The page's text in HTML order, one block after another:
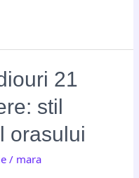
21
stil
orasului
/ mara